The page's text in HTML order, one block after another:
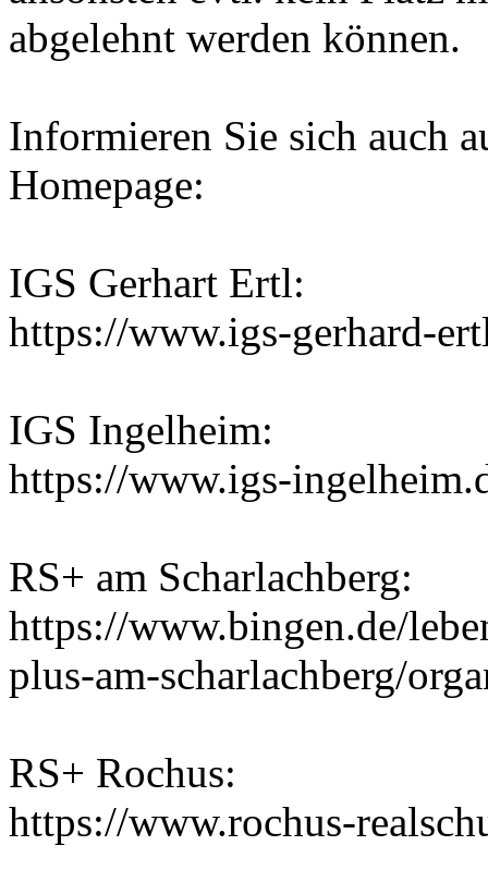
abgelehnt werden können.
Informieren Sie sich auch
Homepage:
IGS Gerhart Ertl:
https://www.igs-gerhard-
IGS Ingelheim:
https://www.igs-
RS+ am Scharlachberg:
https://www.bingen.de/
plus-am-scharlachberg/
RS+ Rochus:
https://www.rochus-